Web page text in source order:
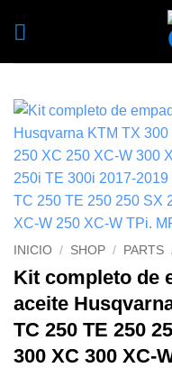
INICIO / SHOP / PARTS
Kit completo de
aceite
TC 250 TE 250
300 XC 300 XC-